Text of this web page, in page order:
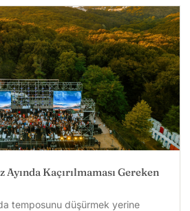
Ayında Kaçırılmaması Gereken
temposunu düşürmek yerine